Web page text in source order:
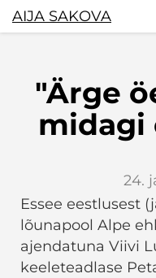
AIJA SAKOVA
"Ärge
midagi
24.
Essee eestlusest
lõunapool Alpe
ajendatuna Viivi
keeleteadlase